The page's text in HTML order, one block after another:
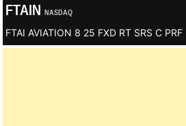
FTAIN NASDAQ
FTAI AVIATION 8 25 FXD RT SRS C PRF